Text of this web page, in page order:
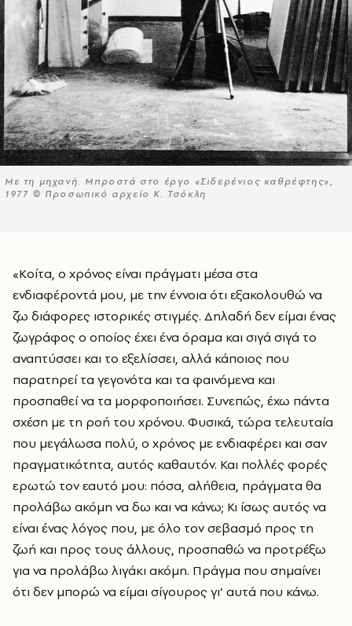
Με τη μηχανή. Μπροστά στο έργο «Σιδερένιος καθρέφτης»,
1977 © Προσωπικό αρχείο Κ. Τσόκλη
«Κοίτα, ο χρόνος είναι πράγματι μέσα στα
ενδιαφέροντά μου, με την έννοια ότι εξακολουθώ να
ζω διάφορες ιστορικές στιγμές. Δηλαδή δεν είμαι ένας
ζωγράφος ο οποίος έχει ένα όραμα και σιγά σιγά το
αναπτύσσει και το εξελίσσει, αλλά κάποιος που
παρατηρεί τα γεγονότα και τα φαινόμενα και
προσπαθεί να τα μορφοποιήσει. Συνεπώς, έχω πάντα
σχέση με τη ροή του χρόνου. Φυσικά, τώρα τελευταία
που μεγάλωσα πολύ, ο χρόνος με ενδιαφέρει και σαν
πραγματικότητα, αυτός καθαυτόν. Και πολλές φορές
ερωτώ τον εαυτό μου: πόσα, αλήθεια, πράγματα θα
προλάβω ακόμη να δω και να κάνω; Κι ίσως αυτός να
είναι ένας λόγος που, με όλο τον σεβασμό προς τη
ζωή και προς τους άλλους, προσπαθώ να προτρέξω
για να προλάβω λιγάκι ακόμη. Πράγμα που σημαίνει
ότι δεν μπορώ να είμαι σίγουρος γι’ αυτά που κάνω.